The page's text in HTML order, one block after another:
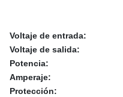
Voltaje de entrada:
Voltaje de salida:
Potencia:
Amperaje:
Protección: